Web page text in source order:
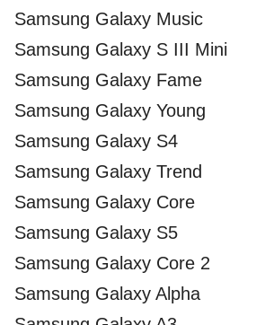
Samsung Galaxy Music
Samsung Galaxy S III Mini
Samsung Galaxy Fame
Samsung Galaxy Young
Samsung Galaxy S4
Samsung Galaxy Trend
Samsung Galaxy Core
Samsung Galaxy S5
Samsung Galaxy Core 2
Samsung Galaxy Alpha